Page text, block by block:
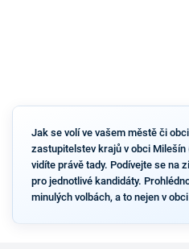
Jak se volí ve vašem městě či
zastupitelstev krajů v obci
vidíte právě tady. Podívejte se na
pro jednotlivé kandidáty.
minulých volbách, a to nejen v